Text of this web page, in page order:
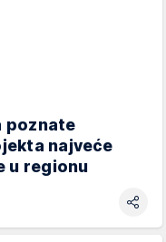
poznate
najveće
u regionu